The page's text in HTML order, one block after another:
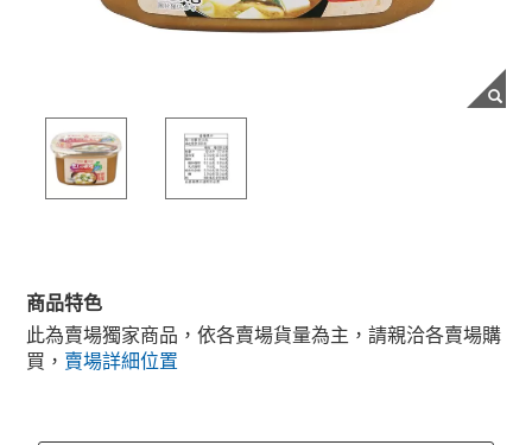
商品特色
此為賣場獨家商品，依各賣場貨量為主，請親洽各賣場購
買， 賣場詳細位置